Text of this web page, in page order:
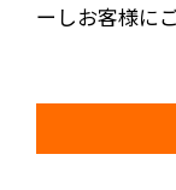
ーしお客様に